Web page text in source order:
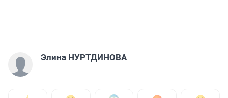
Элина НУРТДИНОВА